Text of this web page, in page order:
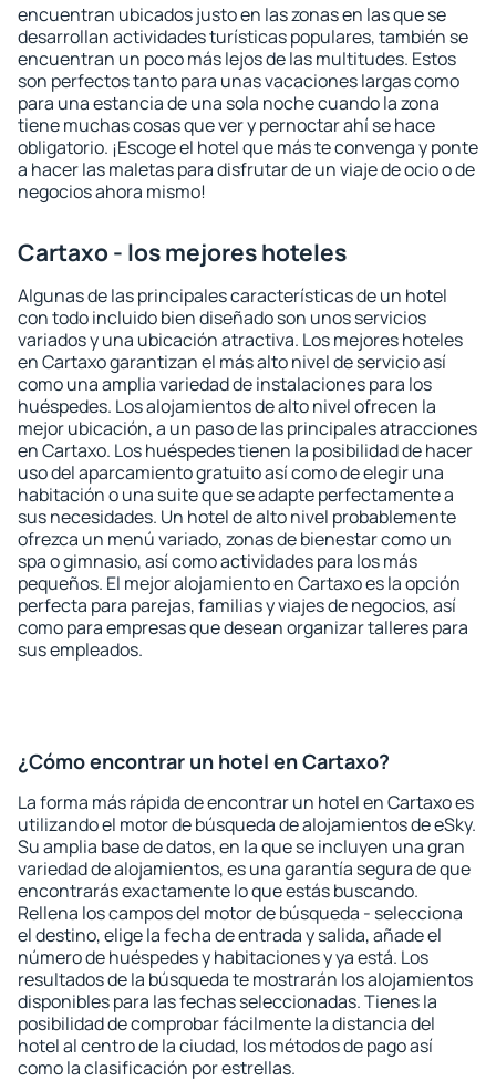
encuentran ubicados justo en las zonas en las que se
desarrollan actividades turísticas populares, también se
encuentran un poco más lejos de las multitudes. Estos
son perfectos tanto para unas vacaciones largas como
para una estancia de una sola noche cuando la zona
tiene muchas cosas que ver y pernoctar ahí se hace
obligatorio. ¡Escoge el hotel que más te convenga y ponte
a hacer las maletas para disfrutar de un viaje de ocio o de
negocios ahora mismo!
Cartaxo - los mejores hoteles
Algunas de las principales características de un hotel
con todo incluido bien diseñado son unos servicios
variados y una ubicación atractiva. Los mejores hoteles
en Cartaxo garantizan el más alto nivel de servicio así
como una amplia variedad de instalaciones para los
huéspedes. Los alojamientos de alto nivel ofrecen la
mejor ubicación, a un paso de las principales atracciones
en Cartaxo. Los huéspedes tienen la posibilidad de hacer
uso del aparcamiento gratuito así como de elegir una
habitación o una suite que se adapte perfectamente a
sus necesidades. Un hotel de alto nivel probablemente
ofrezca un menú variado, zonas de bienestar como un
spa o gimnasio, así como actividades para los más
pequeños. El mejor alojamiento en Cartaxo es la opción
perfecta para parejas, familias y viajes de negocios, así
como para empresas que desean organizar talleres para
sus empleados.
¿Cómo encontrar un hotel en Cartaxo?
La forma más rápida de encontrar un hotel en Cartaxo es
utilizando el motor de búsqueda de alojamientos de eSky.
Su amplia base de datos, en la que se incluyen una gran
variedad de alojamientos, es una garantía segura de que
encontrarás exactamente lo que estás buscando.
Rellena los campos del motor de búsqueda - selecciona
el destino, elige la fecha de entrada y salida, añade el
número de huéspedes y habitaciones y ya está. Los
resultados de la búsqueda te mostrarán los alojamientos
disponibles para las fechas seleccionadas. Tienes la
posibilidad de comprobar fácilmente la distancia del
hotel al centro de la ciudad, los métodos de pago así
como la clasificación por estrellas.